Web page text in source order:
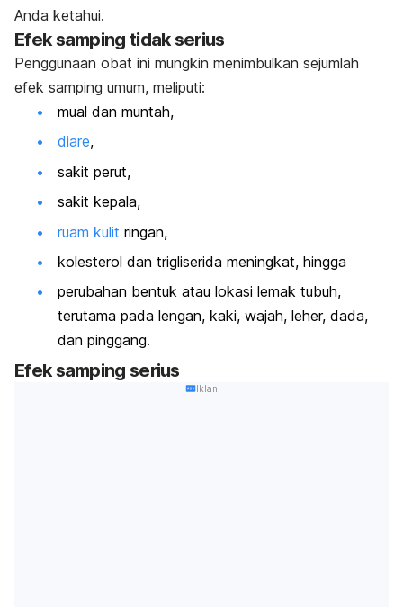
Anda ketahui.
Efek samping tidak serius
Penggunaan obat ini mungkin menimbulkan sejumlah
efek samping umum, meliputi:
mual dan muntah,
diare,
sakit perut,
sakit kepala,
ruam kulit ringan,
kolesterol dan trigliserida meningkat, hingga
perubahan bentuk atau lokasi lemak tubuh,
terutama pada lengan, kaki, wajah, leher, dada,
dan pinggang.
Efek samping serius
Iklan